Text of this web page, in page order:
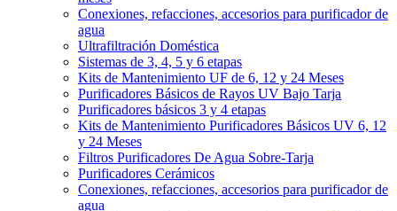
Conexiones, refacciones, accesorios para purificador de
agua
Ultrafiltración Doméstica
Sistemas de 3, 4, 5 y 6 etapas
Kits de Mantenimiento UF de 6, 12 y 24 Meses
Purificadores Básicos de Rayos UV Bajo Tarja
Purificadores básicos 3 y 4 etapas
Kits de Mantenimiento Purificadores Básicos UV 6, 12
y 24 Meses
Filtros Purificadores De Agua Sobre-Tarja
Purificadores Cerámicos
Conexiones, refacciones, accesorios para purificador de
agua